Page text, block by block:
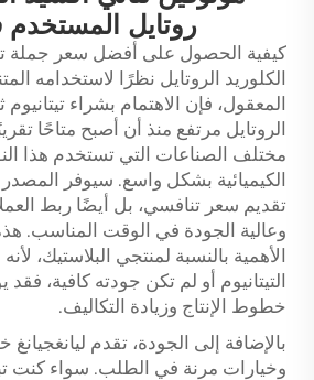
روتايل المستخدم
كيفية الحصول على أفضل سعر جملة
الكلوريد الروتايل نظرًا لاستخدامه
المعقول، فإن الاهتمام بشراء تيتانيوم
الروتايل مرتفع منذ أن أصبح متاحًا
مختلف الصناعات التي تستخدم هذا
الكيميائية بشكل واسع. سيوفر
تقديم سعر تنافسي، بل أيضًا ربط
وعالية الجودة في الوقت المناسب. هذه
الأهمية بالنسبة لمنتجي البلاستيك،
التيتانيوم أو لم تكن جودته كافية،
خطوط الإنتاج وزيادة التكاليف.
بالإضافة إلى الجودة، تقدم
وخيارات مرنة في الطلب. سواء كنت